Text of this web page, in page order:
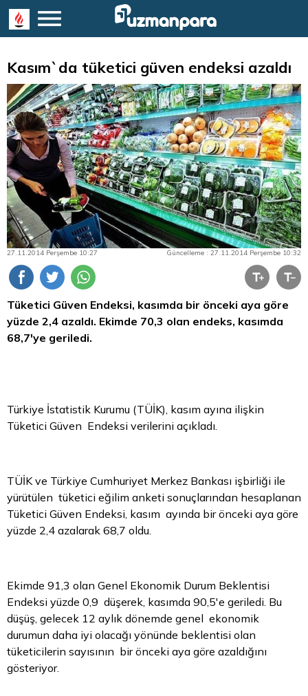
Kasım`da tüketici güven endeksi azaldı
27.11.2014 Perşembe 10:27 Güncelleme : 27.11.2014 Perşembe 10:32
Tüketici Güven Endeksi, kasımda bir önceki aya göre
yüzde 2,4 azaldı. Ekimde 70,3 olan endeks, kasımda
68,7'ye geriledi.
Türkiye İstatistik Kurumu (TÜİK), kasım ayına ilişkin
Tüketici Güven Endeksi verilerini açıkladı.
TÜİK ve Türkiye Cumhuriyet Merkez Bankası işbirliği ile
yürütülen tüketici eğilim anketi sonuçlarından hesaplanan
Tüketici Güven Endeksi, kasım ayında bir önceki aya göre
yüzde 2,4 azalarak 68,7 oldu.
Ekimde 91,3 olan Genel Ekonomik Durum Beklentisi
Endeksi yüzde 0,9 düşerek, kasımda 90,5'e geriledi. Bu
düşüş, gelecek 12 aylık dönemde genel ekonomik
durumun daha iyi olacağı yönünde beklentisi olan
tüketicilerin sayısının bir önceki aya göre azaldığını
gösteriyor.